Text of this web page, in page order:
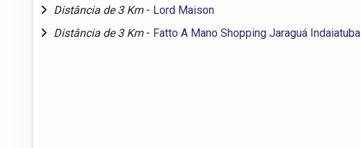
Distância de 3 Km - Lord Maison
Distância de 3 Km - Fatto A Mano Shopping Jaraguá Indaiatuba